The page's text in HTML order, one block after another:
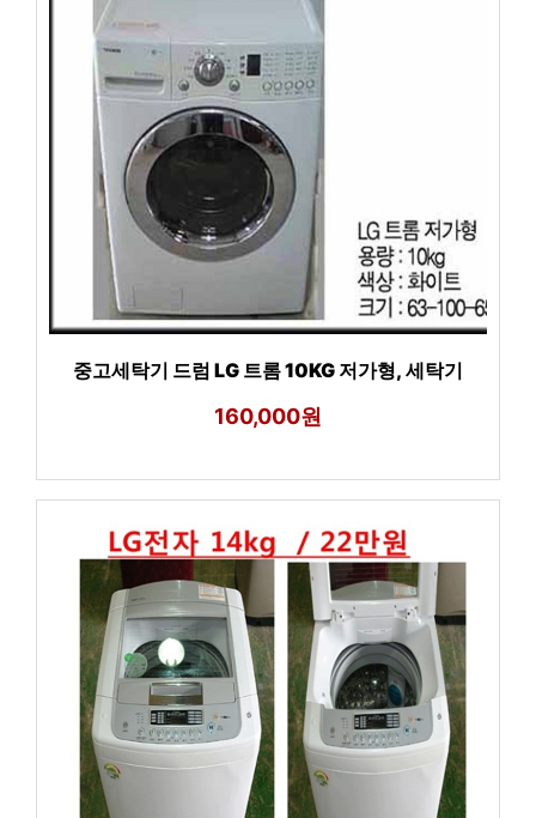
중고세탁기 드럼 LG 트롬 10KG 저가형, 세탁기
160,000원